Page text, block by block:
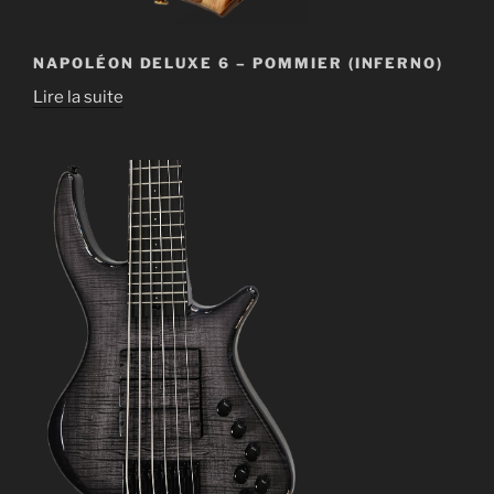
NAPOLÉON DELUXE 6 – POMMIER (INFERNO)
Lire la suite